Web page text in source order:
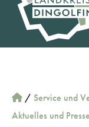
/ Service und
Aktuelles und